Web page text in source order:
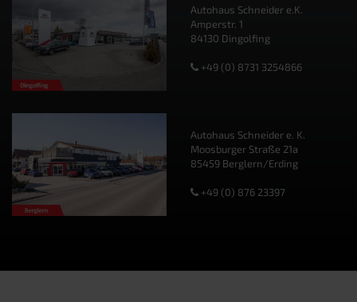
Autohaus Schneider e.K.
Amperstr. 1
84130 Dingolfing
+49 (0) 8731 3254866
Autohaus Schneider e. K.
Moosburger Straße 21a
85459 Berglern/Erding
+49 (0) 876 23397